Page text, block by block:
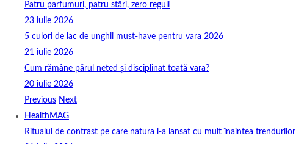
Patru parfumuri, patru stări, zero reguli
23 iulie 2026
5 culori de lac de unghii must‑have pentru vara 2026
21 iulie 2026
Cum rămâne părul neted și disciplinat toată vara?
20 iulie 2026
Previous Next
HealthMAG
Ritualul de contrast pe care natura l-a lansat cu mult înaintea trendurilor